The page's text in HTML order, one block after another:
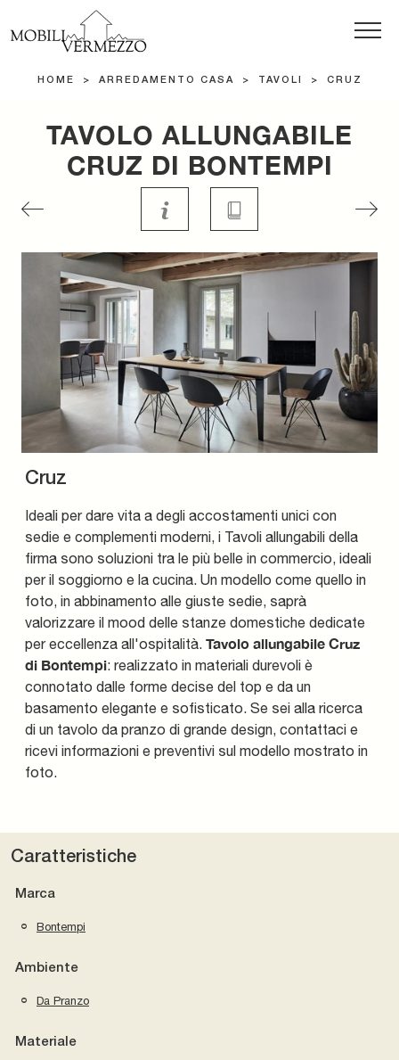
HOME > ARREDAMENTO CASA > TAVOLI > CRUZ
TAVOLO ALLUNGABILE
CRUZ DI BONTEMPI
Cruz
Ideali per dare vita a degli accostamenti unici con
sedie e complementi moderni, i Tavoli allungabili della
firma sono soluzioni tra le più belle in commercio, ideali
per il soggiorno e la cucina. Un modello come quello in
foto, in abbinamento alle giuste sedie, saprà
valorizzare il mood delle stanze domestiche dedicate
per eccellenza all'ospitalità. Tavolo allungabile Cruz
di Bontempi: realizzato in materiali durevoli è
connotato dalle forme decise del top e da un
basamento elegante e sofisticato. Se sei alla ricerca
di un tavolo da pranzo di grande design, contattaci e
ricevi informazioni e preventivi sul modello mostrato in
foto.
Caratteristiche
Marca
Bontempi
Ambiente
Da Pranzo
Materiale